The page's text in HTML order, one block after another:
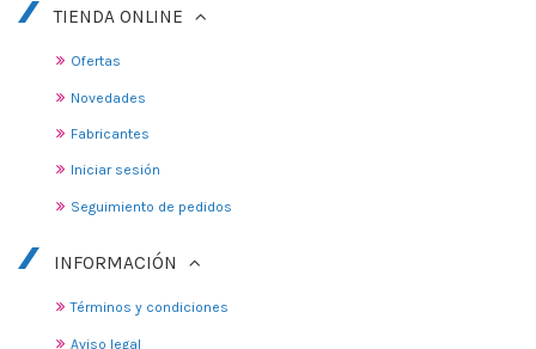
TIENDA ONLINE
Ofertas
Novedades
Fabricantes
Iniciar sesión
Seguimiento de pedidos
INFORMACIÓN
Términos y condiciones
Aviso legal